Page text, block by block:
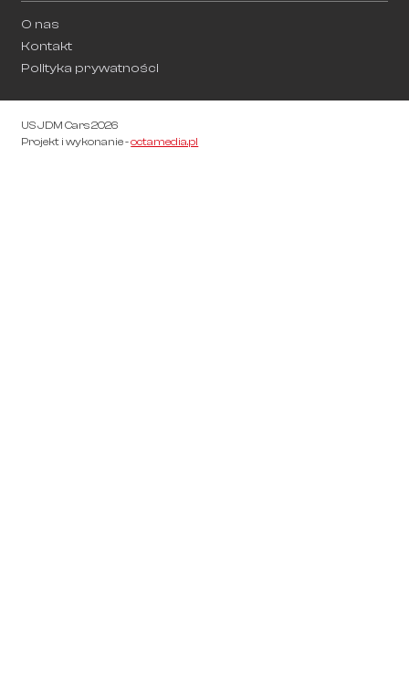
O nas
Kontakt
Polityka prywatności
US JDM Cars 2026
Projekt i wykonanie -octamedia.pl